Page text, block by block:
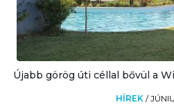
Újabb görög úti céllal bővül a
HÍREK /